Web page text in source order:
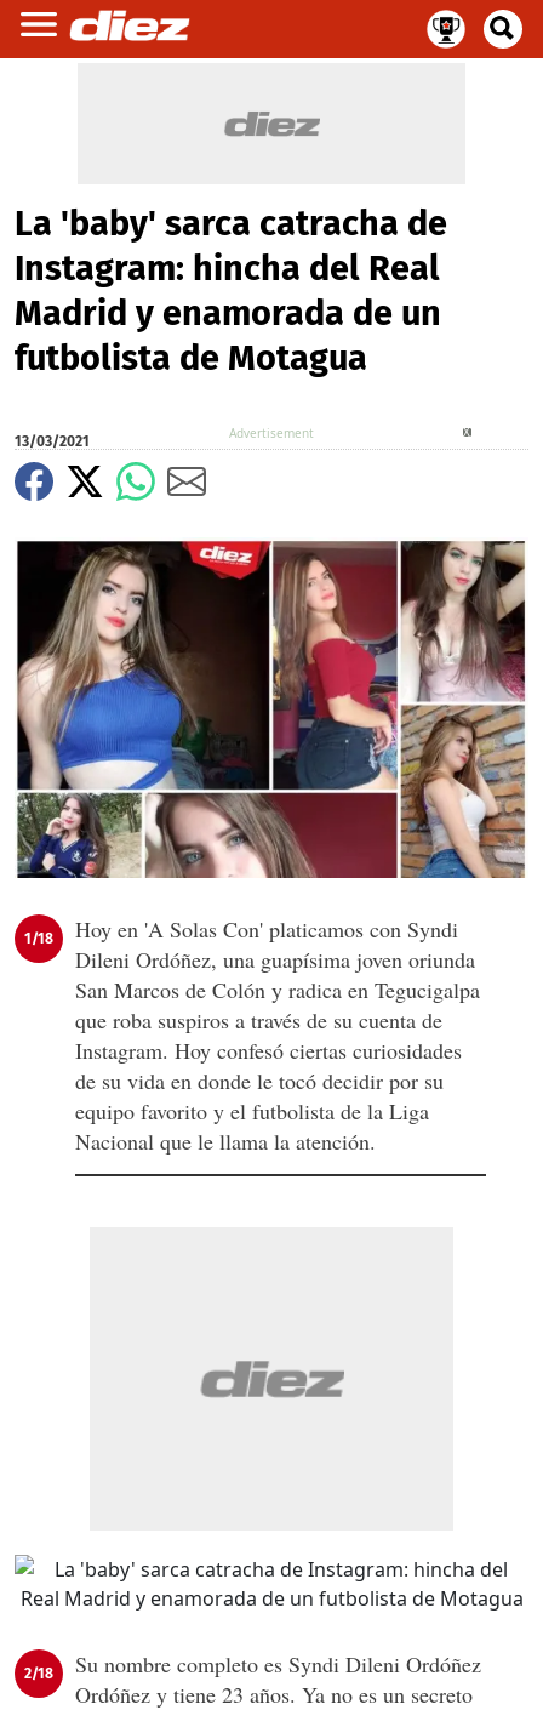
La 'baby' sarca catracha de
Instagram: hincha del Real
Madrid y enamorada de un
futbolista de Motagua
13/03/2021
1/18
Hoy en 'A Solas Con' platicamos con Syndi
Dileni Ordóñez, una guapísima joven oriunda
San Marcos de Colón y radica en Tegucigalpa
que roba suspiros a través de su cuenta de
Instagram. Hoy confesó ciertas curiosidades
de su vida en donde le tocó decidir por su
equipo favorito y el futbolista de la Liga
Nacional que le llama la atención.
2/18
Su nombre completo es Syndi Dileni Ordóñez
Ordóñez y tiene 23 años. Ya no es un secreto
X